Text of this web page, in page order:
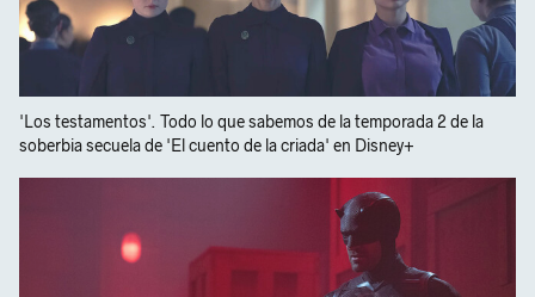
'Los testamentos'. Todo lo que sabemos de la temporada 2 de la
soberbia secuela de 'El cuento de la criada' en Disney+